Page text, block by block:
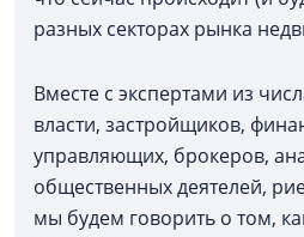
разных секторах рынка
Вместе с экспертами из
власти, застройщиков,
управляющих, брокеров,
общественных деятелей,
мы будем говорить о том,